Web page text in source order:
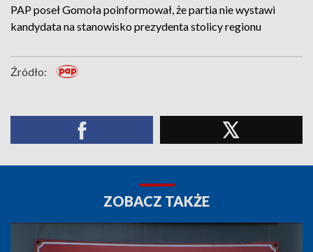
PAP poseł Gomoła poinformował, że partia nie wystawi
kandydata na stanowisko prezydenta stolicy regionu
Źródło:
ZOBACZ TAKŻE